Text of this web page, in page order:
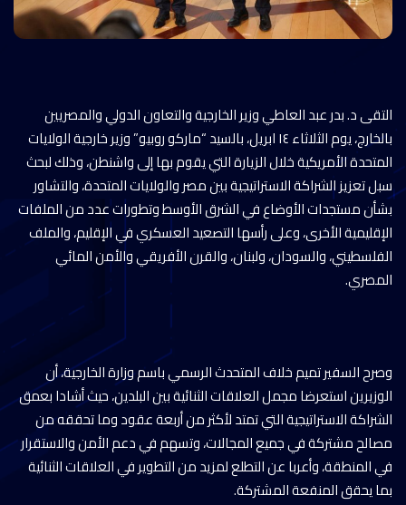
التقى د. بدر عبد العاطي وزير الخارجية والتعاون الدولي والمصريين
بالخارج، يوم الثلاثاء ١٤ ابريل، بالسيد “ماركو روبيو” وزير خارجية الولايات
المتحدة الأمريكية خلال الزيارة التي يقوم بها إلى واشنطن، وذلك لبحث
سبل تعزيز الشراكة الاستراتيجية بين مصر والولايات المتحدة، والتشاور
بشأن مستجدات الأوضاع في الشرق الأوسط وتطورات عدد من الملفات
الإقليمية الأخرى، وعلى رأسها التصعيد العسكري في الإقليم، والملف
الفلسطيني، والسودان، ولبنان، والقرن الأفريقي والأمن المائي
المصري.
وصرح السفير تميم خلاف المتحدث الرسمي باسم وزارة الخارجية، أن
الوزيرين استعرضا مجمل العلاقات الثنائية بين البلدين، حيث أشادا بعمق
الشراكة الاستراتيجية التي تمتد لأكثر من أربعة عقود وما تحققه من
مصالح مشتركة في جميع المجالات، وتسهم في دعم الأمن والاستقرار
في المنطقة، وأعربا عن التطلع لمزيد من التطوير في العلاقات الثنائية
بما يحقق المنفعة المشتركة.